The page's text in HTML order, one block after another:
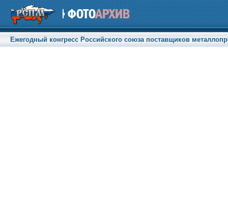
Ежегодный конгресс Российского союза поставщиков